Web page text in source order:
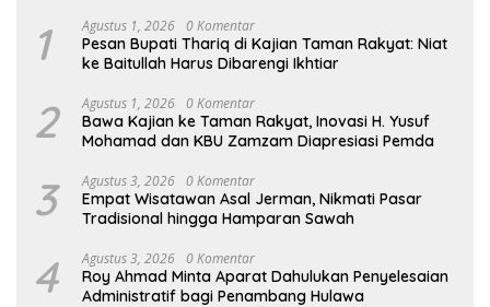
1 Agustus 1, 2026 0 Komentar
Pesan Bupati Thariq di Kajian Taman Rakyat: Niat
ke Baitullah Harus Dibarengi Ikhtiar
2 Agustus 1, 2026 0 Komentar
Bawa Kajian ke Taman Rakyat, Inovasi H. Yusuf
Mohamad dan KBU Zamzam Diapresiasi Pemda
3 Agustus 3, 2026 0 Komentar
Empat Wisatawan Asal Jerman, Nikmati Pasar
Tradisional hingga Hamparan Sawah
4 Agustus 3, 2026 0 Komentar
Roy Ahmad Minta Aparat Dahulukan Penyelesaian
Administratif bagi Penambang Hulawa